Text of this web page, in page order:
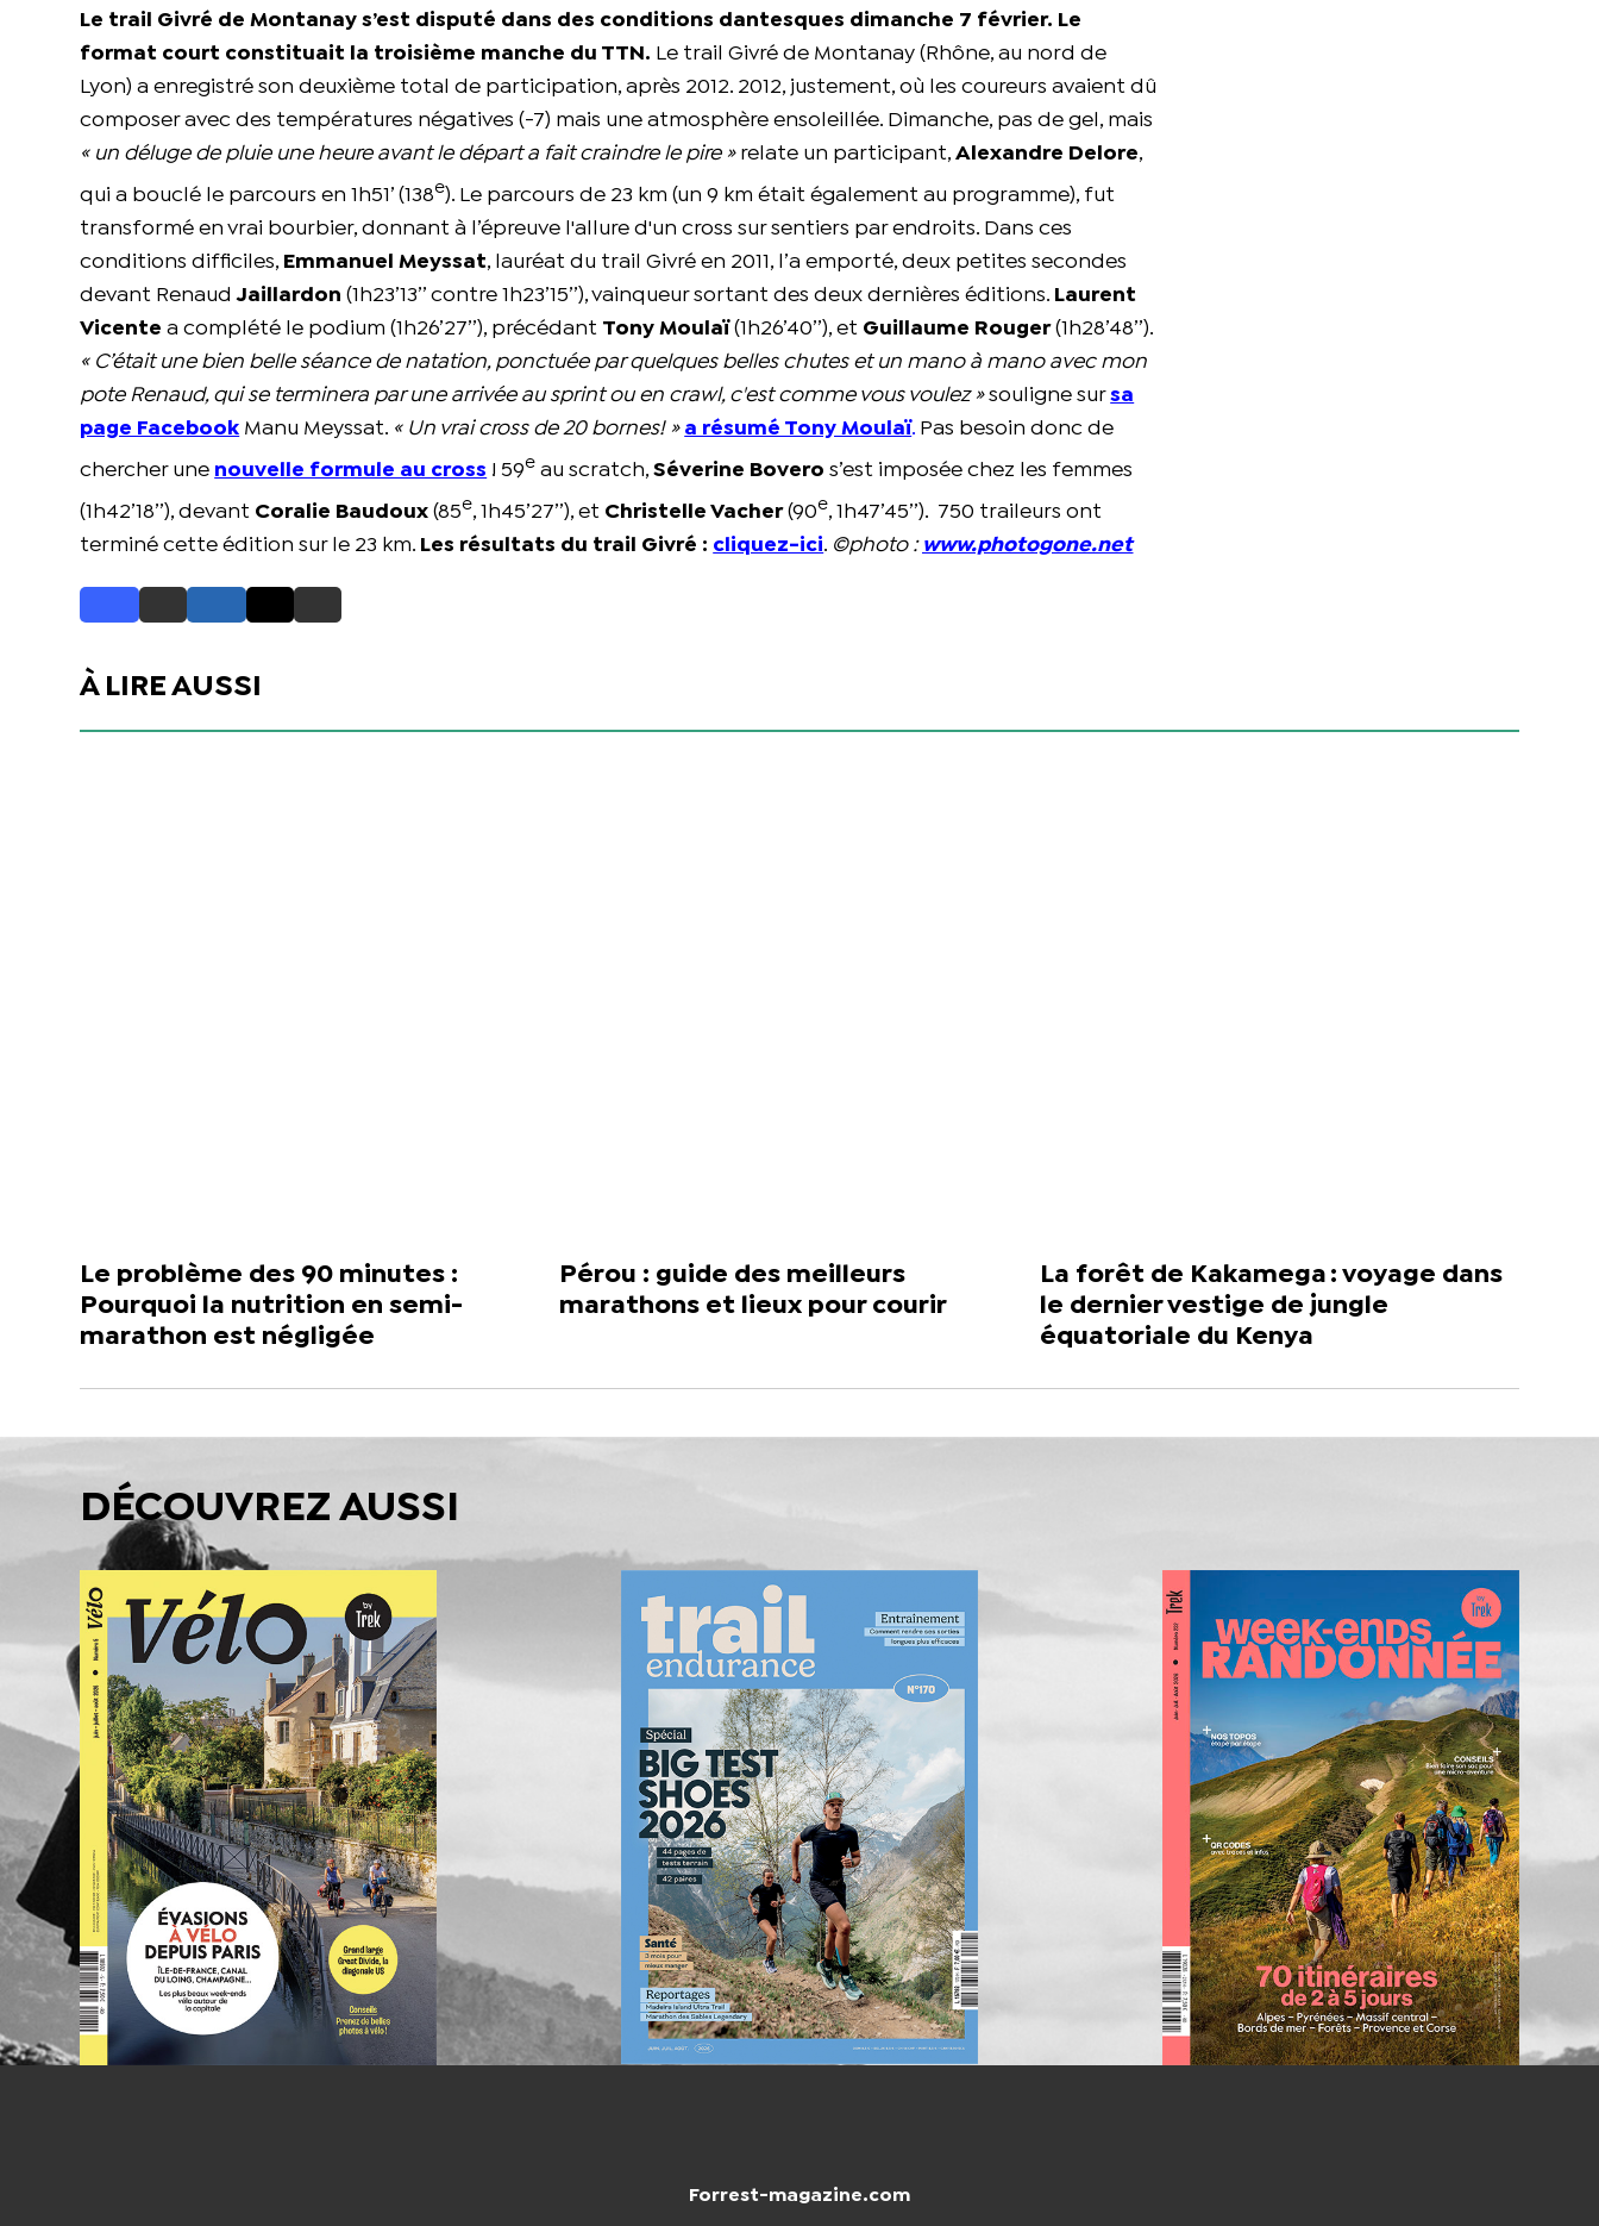
Forrest-magazine.com
Le trail Givré de Montanay s’est disputé dans des conditions dantesques dimanche 7 février. Le
format court constituait la troisième manche du TTN. Le trail Givré de Montanay (Rhône, au nord de
Lyon) a enregistré son deuxième total de participation, après 2012. 2012, justement, où les coureurs avaient dû
composer avec des températures négatives (-7) mais une atmosphère ensoleillée. Dimanche, pas de gel, mais
« un déluge de pluie une heure avant le départ a fait craindre le pire »relate un participant,Alexandre Delore,
qui a bouclé le parcours en 1h51’ (138e). Le parcours de 23 km (un 9 km était également au programme), fut
transformé en vrai bourbier, donnant à l’épreuve l'allure d'un cross sur sentiers par endroits. Dans ces
conditions difficiles, Emmanuel Meyssat, lauréat du trail Givré en 2011, l’a emporté, deux petites secondes
devant RenaudJaillardon (1h23’13’’ contre 1h23’15’’), vainqueur sortant des deux dernières éditions. Laurent
Vicente a complété le podium (1h26’27’’), précédant Tony Moulaï (1h26’40’’), et Guillaume Rouger(1h28’48’’).
« C’était une bien belle séance de natation, ponctuée par quelques belles chutes et un mano à mano avec mon
pote Renaud, qui se terminera par une arrivée au sprint ou en crawl, c'est comme vous voulez »souligne sursa
page Facebook Manu Meyssat. « Un vrai cross de 20 bornes! » a résumé Tony Moulaï. Pas besoin donc de
chercher une nouvelle formule au cross ! 59e au scratch,Séverine Bovero s’est imposée chez les femmes
(1h42’18’’), devant Coralie Baudoux (85e, 1h45’27’’), et Christelle Vacher(90e, 1h47’45’’). 750 traileurs ont
terminé cette édition sur le 23 km. Les résultats du trail Givré : cliquez-ici. ©photo : www.photogone.net
À LIRE AUSSI
Le problème des 90 minutes :
Pourquoi la nutrition en semi-
marathon est négligée
Pérou : guide des meilleurs
marathons et lieux pour courir
La forêt de Kakamega : voyage dans
le dernier vestige de jungle
équatoriale du Kenya
DÉCOUVREZ AUSSI
BOUTIQUE